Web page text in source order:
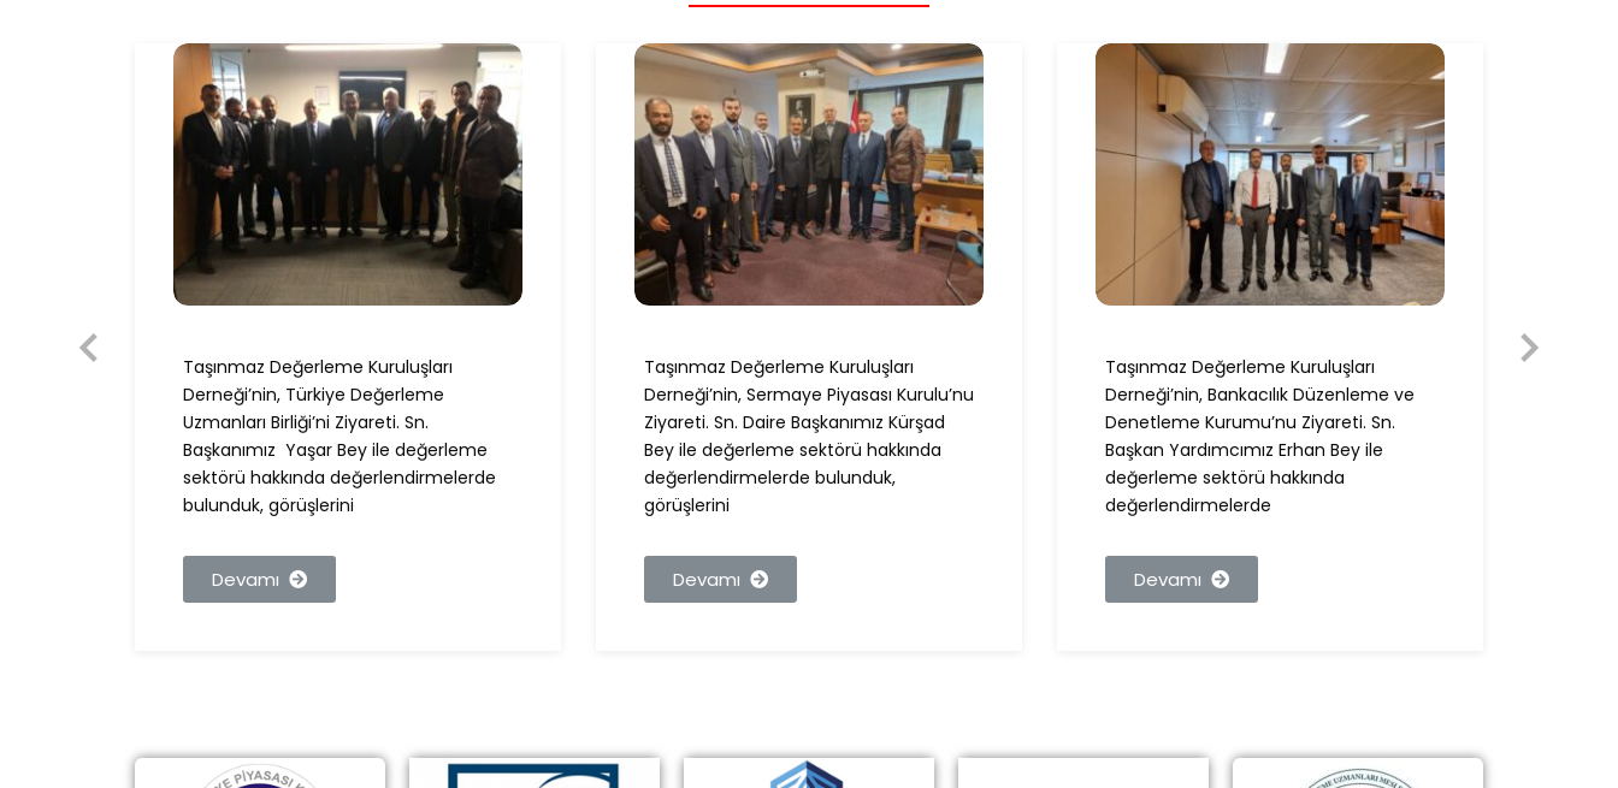
Taşınmaz Değerleme Kuruluşları
Derneği’nin, Türkiye Değerleme
Uzmanları Birliği’ni Ziyareti. Sn.
Başkanımız Yaşar Bey ile değerleme
sektörü hakkında değerlendirmelerde
bulunduk, görüşlerini
Devamı
Taşınmaz Değerleme Kuruluşları
Derneği’nin, Sermaye Piyasası Kurulu’nu
Ziyareti. Sn. Daire Başkanımız Kürşad
Bey ile değerleme sektörü hakkında
değerlendirmelerde bulunduk,
görüşlerini
Devamı
Taşınmaz Değerleme Kuruluşları
Derneği’nin, Bankacılık Düzenleme ve
Denetleme Kurumu’nu Ziyareti. Sn.
Başkan Yardımcımız Erhan Bey ile
değerleme sektörü hakkında
değerlendirmelerde
Devamı